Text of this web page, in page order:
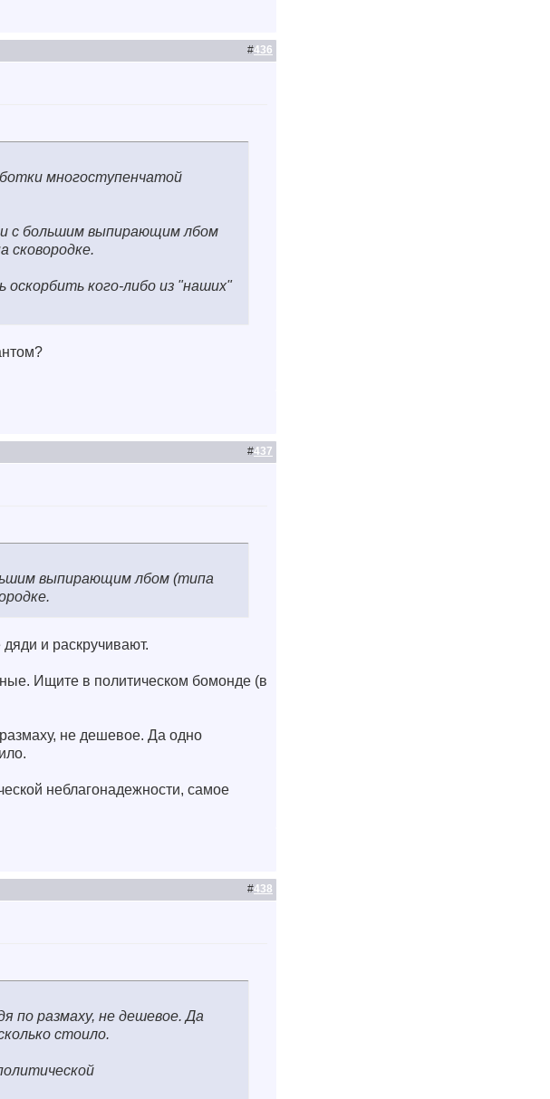
#436
многоступенчатой
с большим выпирающим лбом
сковородке.
оскорбить кого-либо из "наших"
#437
выпирающим лбом (типа
и раскручивают.
Ищите в политическом бомонде (в
не дешевое. Да одно
неблагонадежности, самое
#438
по размаху, не дешевое. Да
стоило.